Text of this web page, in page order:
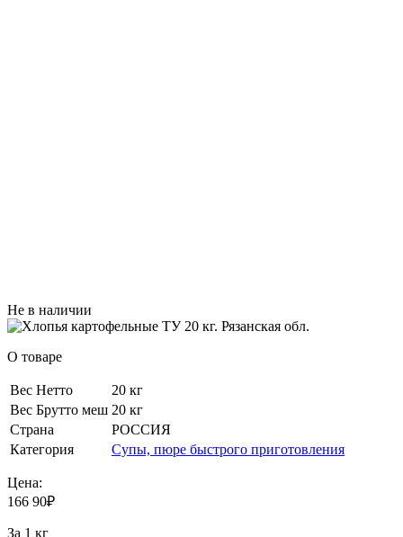
Не в наличии
О товаре
Вес Нетто
20 кг
Вес Брутто меш 20 кг
Страна
РОССИЯ
Категория
Супы, пюре быстрого приготовления
Цена:
166 90₽
За 1 кг